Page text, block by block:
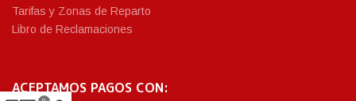
Tarifas y Zonas de Reparto
Libro de Reclamaciones
ACEPTAMOS PAGOS CON: